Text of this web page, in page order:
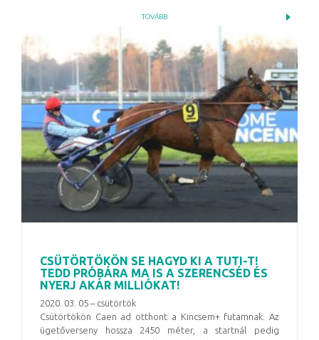
TOVÁBB
CSÜTÖRTÖKÖN SE HAGYD KI A TUTI-T!
TEDD PRÓBÁRA MA IS A SZERENCSÉD ÉS
NYERJ AKÁR MILLIÓKAT!
2020. 03. 05 – csütörtök
Csütörtökön Caen ad otthont a Kincsem+ futamnak. Az
ügetőverseny hossza 2450 méter, a startnál pedig